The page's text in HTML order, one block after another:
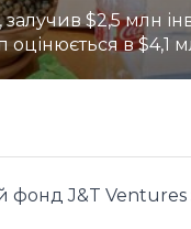
$2,5 млн
оцінюється в $4,1
фонд J&T Ventures